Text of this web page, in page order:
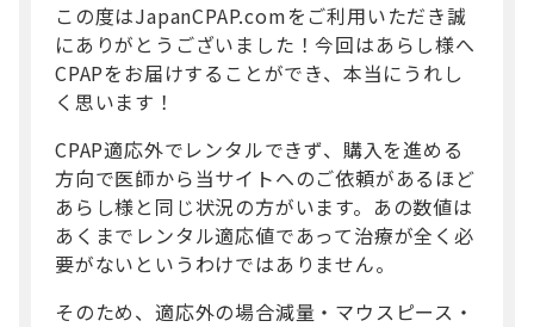
この度はJapanCPAP.comをご利用いただき誠
にありがとうございました！今回はあらし様へ
CPAPをお届けすることができ、本当にうれし
く思います！
CPAP適応外でレンタルできず、購入を進める
方向で医師から当サイトへのご依頼があるほど
あらし様と同じ状況の方がいます。あの数値は
あくまでレンタル適応値であって治療が全く必
要がないというわけではありません。
そのため、適応外の場合減量・マウスピース・